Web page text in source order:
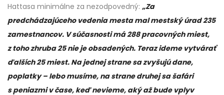
Hattasa minimálne za nezodpovedný: „Za
predchádzajúceho vedenia mesta mal mestský úrad 235
zamestnancov. V súčasnosti má 288 pracovných miest,
z toho zhruba 25 nie je obsadených. Teraz ideme vytvárať
ďalších 25 miest. Na jednej strane sa zvyšujú dane,
poplatky – lebo musíme, na strane druhej sa šafári
s peniazmi v čase, keď nevieme, aký až bude vplyv